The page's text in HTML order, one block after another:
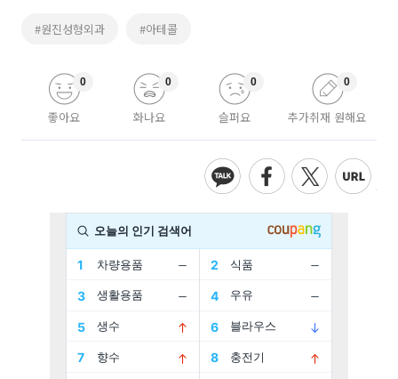
#원진성형외과 #아테콜
좋아요
0
화나요
0
슬퍼요
0
추가취재 원해요
0